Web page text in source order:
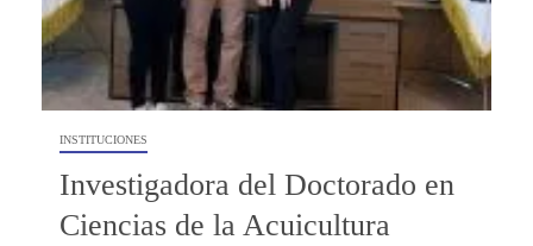
INSTITUCIONES
Investigadora del Doctorado en
Ciencias de la Acuicultura